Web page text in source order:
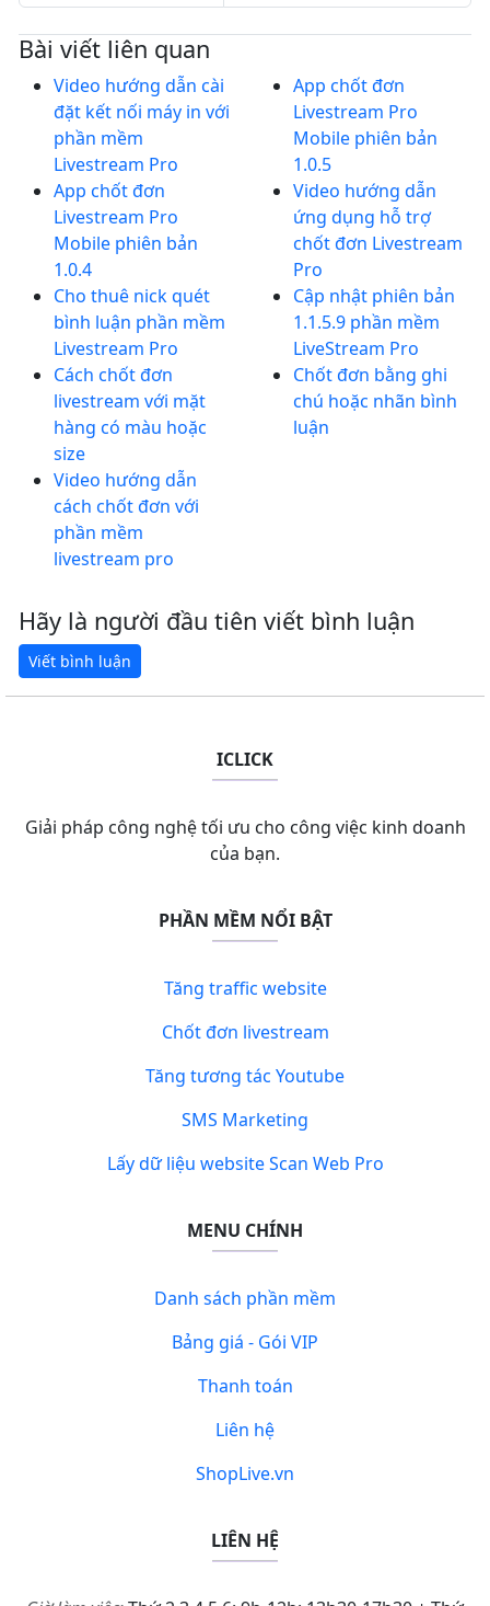
Bài viết liên quan
Video hướng dẫn cài
đặt kết nối máy in với
phần mềm
Livestream Pro
App chốt đơn
Livestream Pro
Mobile phiên bản
1.0.4
Cho thuê nick quét
bình luận phần mềm
Livestream Pro
Cách chốt đơn
livestream với mặt
hàng có màu hoặc
size
Video hướng dẫn
cách chốt đơn với
phần mềm
livestream pro
App chốt đơn
Livestream Pro
Mobile phiên bản
1.0.5
Video hướng dẫn
ứng dụng hỗ trợ
chốt đơn Livestream
Pro
Cập nhật phiên bản
1.1.5.9 phần mềm
LiveStream Pro
Chốt đơn bằng ghi
chú hoặc nhãn bình
luận
Hãy là người đầu tiên viết bình luận
ICLICK
Giải pháp công nghệ tối ưu cho công việc kinh doanh
của bạn.
PHẦN MỀM NỔI BẬT
Tăng traffic website
Chốt đơn livestream
Tăng tương tác Youtube
SMS Marketing
Lấy dữ liệu website Scan Web Pro
MENU CHÍNH
Danh sách phần mềm
Bảng giá - Gói VIP
Thanh toán
Liên hệ
ShopLive.vn
LIÊN HỆ